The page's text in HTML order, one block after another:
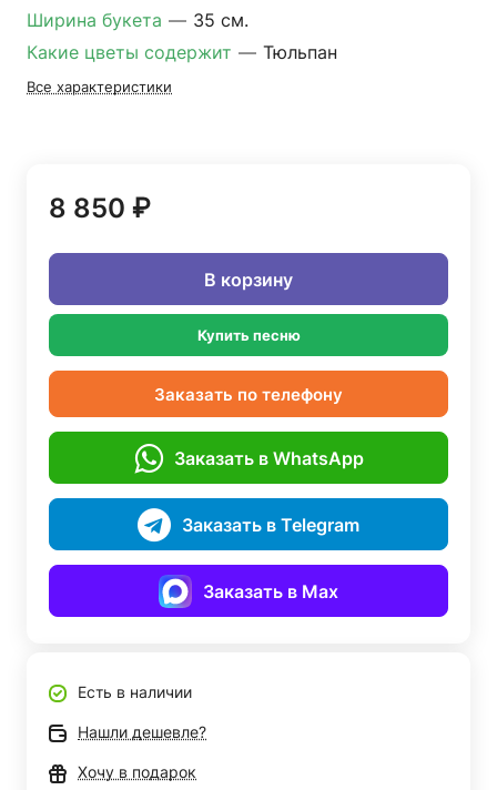
Ширина букета — 35 см.
Какие цветы содержит — Тюльпан
Все характеристики
8 850 ₽
В корзину
Купить песню
Заказать по телефону
Заказать в WhatsApp
Заказать в Telegram
Заказать в Max
Есть в наличии
Нашли дешевле?
Хочу в подарок